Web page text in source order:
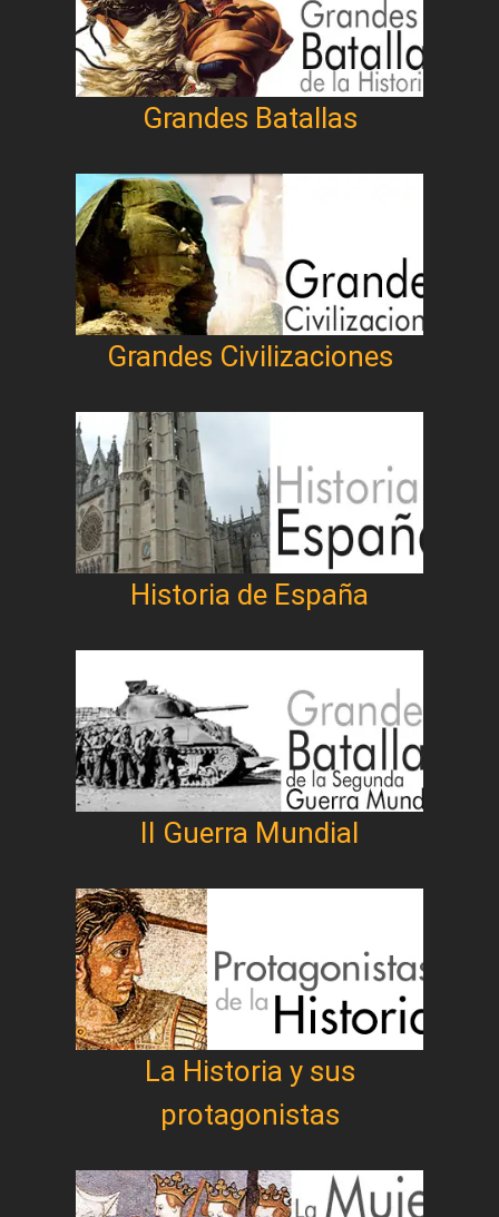
Grandes Batallas
Grandes Civilizaciones
Historia de España
II Guerra Mundial
La Historia y sus
protagonistas